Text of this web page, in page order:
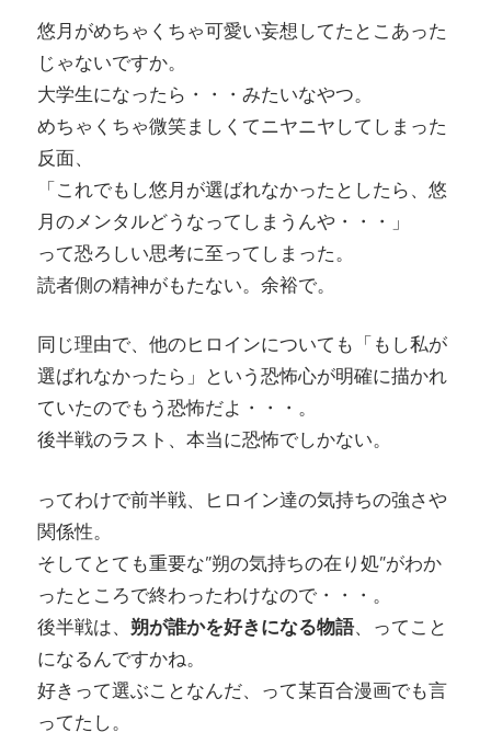
悠月がめちゃくちゃ可愛い妄想してたとこあった
じゃないですか。
大学生になったら・・・みたいなやつ。
めちゃくちゃ微笑ましくてニヤニヤしてしまった
反面、
「これでもし悠月が選ばれなかったとしたら、悠
月のメンタルどうなってしまうんや・・・」
って恐ろしい思考に至ってしまった。
読者側の精神がもたない。余裕で。
同じ理由で、他のヒロインについても「もし私が
選ばれなかったら」という恐怖心が明確に描かれ
ていたのでもう恐怖だよ・・・。
後半戦のラスト、本当に恐怖でしかない。
ってわけで前半戦、ヒロイン達の気持ちの強さや
関係性。
そしてとても重要な”朔の気持ちの在り処”がわか
ったところで終わったわけなので・・・。
後半戦は、 朔が誰かを好きになる物語、ってこと
になるんですかね。
好きって選ぶことなんだ、って某百合漫画でも言
ってたし。